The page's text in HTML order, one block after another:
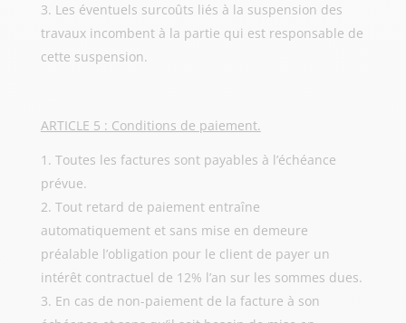
Les éventuels surcoûts liés à la suspension des
travaux incombent à la partie qui est responsable de
cette suspension.
ARTICLE 5 : Conditions de paiement.
Toutes les factures sont payables à l’échéance
prévue.
Tout retard de paiement entraîne
automatiquement et sans mise en demeure
préalable l’obligation pour le client de payer un
intérêt contractuel de 12% l’an sur les sommes dues.
En cas de non-paiement de la facture à son